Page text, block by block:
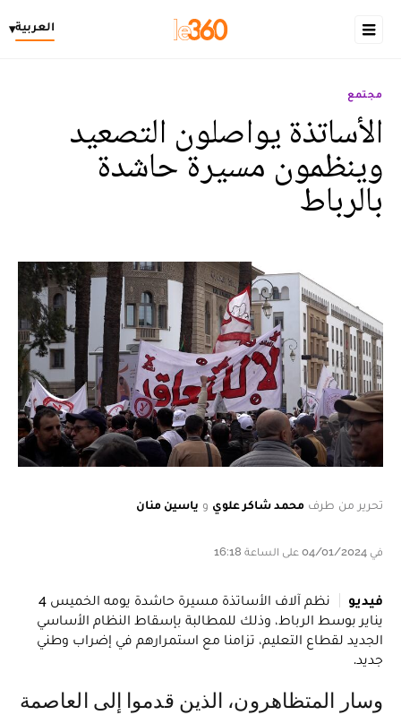
العربية▾
مجتمع
الأساتذة يواصلون التصعيد
وينظمون مسيرة حاشدة
بالرباط
تحرير من طرف محمد شاكر علوي و ياسين منان
في 04/01/2024 على الساعة 16:18
فيديو
نظم آلاف الأساتذة مسيرة حاشدة يومه الخميس 4
يناير بوسط الرباط، وذلك للمطالبة بإسقاط النظام الأساسي
الجديد لقطاع التعليم، تزامنا مع استمرارهم في إضراب وطني
جديد.
وسار المتظاهرون، الذين قدموا إلى العاصمة